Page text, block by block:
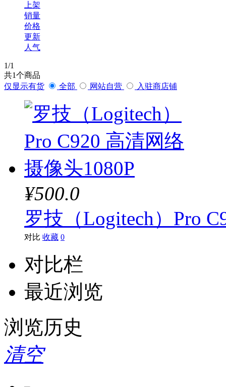
大华|乐橙
大华
上架
销量
价格
更新
人气
1/1
共1个商品
仅显示有货
全部 网站自营 入驻商店铺
¥500.0
罗技（Logitech）Pro
对比 收藏 0
对比栏
最近浏览
浏览历史
清空